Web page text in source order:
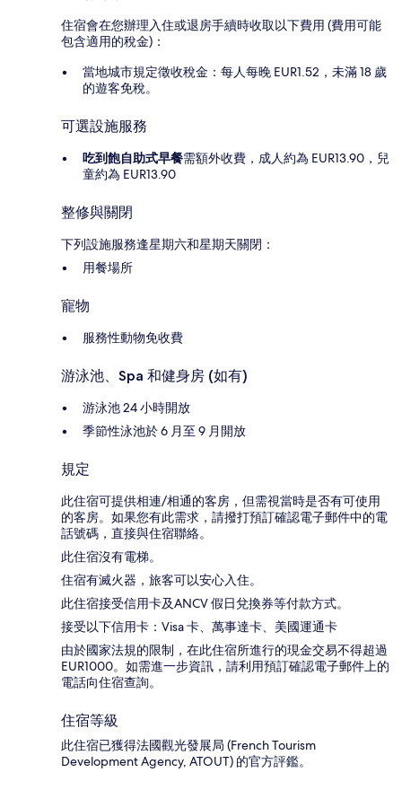
住宿會在您辦理入住或退房手續時收取以下費用 (費用可能
包含適用的稅金)：
當地城市規定徵收稅金：每人每晚 EUR1.52，未滿 18 歲
的遊客免稅。
可選設施服務
吃到飽自助式早餐需額外收費，成人約為 EUR13.90，兒
童約為 EUR13.90
整修與關閉
下列設施服務逢星期六和星期天關閉：
用餐場所
寵物
服務性動物免收費
游泳池、Spa 和健身房 (如有)
游泳池 24 小時開放
季節性泳池於 6 月至 9 月開放
規定
此住宿可提供相連/相通的客房，但需視當時是否有可使用
的客房。如果您有此需求，請撥打預訂確認電子郵件中的電
話號碼，直接與住宿聯絡。
此住宿沒有電梯。
住宿有滅火器，旅客可以安心入住。
此住宿接受信用卡及ANCV 假日兌換券等付款方式。
接受以下信用卡：Visa 卡、萬事達卡、美國運通卡
由於國家法規的限制，在此住宿所進行的現金交易不得超過
EUR1000。如需進一步資訊，請利用預訂確認電子郵件上的
電話向住宿查詢。
住宿等級
此住宿已獲得法國觀光發展局 (French Tourism
Development Agency, ATOUT) 的官方評鑑。